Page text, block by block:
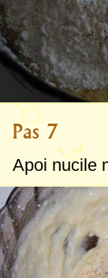
Pas 7
Apoi nucile